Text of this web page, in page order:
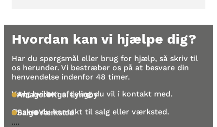
Hvordan kan vi hjælpe dig?
Har du spørgsmål eller brug for hjælp, så skriv til
os herunder. Vi bestræber os på at besvare din
henvendelse indenfor 48 timer.
Vælg hvilken afdeling du vil i kontakt med.
Amager Kgs. Lyngby
Ønsker du kontakt til salg eller værksted.
Salg Værksted
....